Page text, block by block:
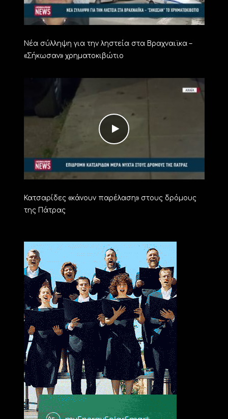
Νέα σύλληψη για την ληστεία στα Βραχναιϊκα –
«Σήκωσαν» χρηματοκιβώτιο
Κατσαρίδες «κάνουν παρέλαση» στους δρόμους
της Πάτρας